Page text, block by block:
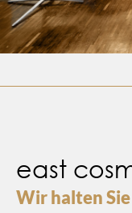
east
Wir halten